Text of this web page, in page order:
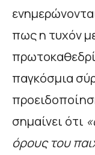
πως η τυχόν
παγκόσμια
σημαίνει ότι
όρους του